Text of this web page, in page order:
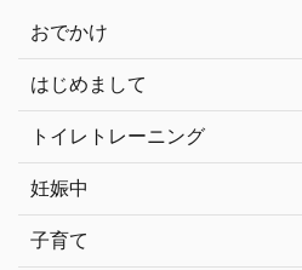
おでかけ
はじめまして
トイレトレーニング
妊娠中
子育て